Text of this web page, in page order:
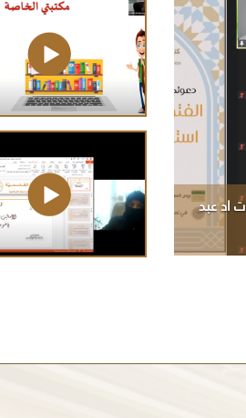
اد عبد
مهارات استخدام المصادر
الرقمية لطالب العلم
للدكتورة سونيا الهلباوي